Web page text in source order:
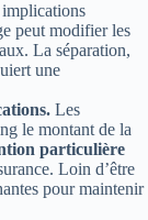
implications
peut modifier les
La séparation,
une
Les
le montant de la
particulière
Loin d’être
pour maintenir